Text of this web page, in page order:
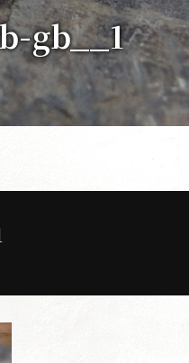
gb__1